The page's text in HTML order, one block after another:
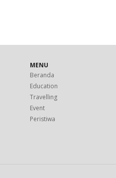
MENU
Beranda
Education
Travelling
Event
Peristiwa